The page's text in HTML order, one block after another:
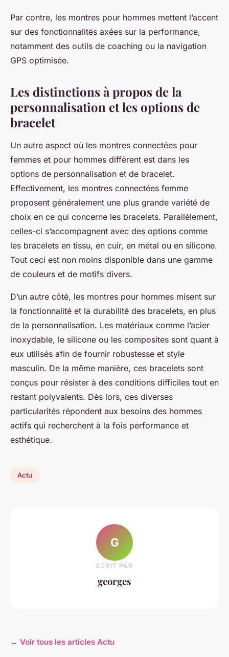
Par contre, les montres pour hommes mettent l’accent
sur des fonctionnalités axées sur la performance,
notamment des outils de coaching ou la navigation
GPS optimisée.
Les distinctions à propos de la
personnalisation et les options de
bracelet
Un autre aspect où les montres connectées pour
femmes et pour hommes diffèrent est dans les
options de personnalisation et de bracelet.
Effectivement, les montres connectées femme
proposent généralement une plus grande variété de
choix en ce qui concerne les bracelets. Parallèlement,
celles-ci s’accompagnent avec des options comme
les bracelets en tissu, en cuir, en métal ou en silicone.
Tout ceci est non moins disponible dans une gamme
de couleurs et de motifs divers.
D’un autre côté, les montres pour hommes misent sur
la fonctionnalité et la durabilité des bracelets, en plus
de la personnalisation. Les matériaux comme l’acier
inoxydable, le silicone ou les composites sont quant à
eux utilisés afin de fournir robustesse et style
masculin. De la même manière, ces bracelets sont
conçus pour résister à des conditions difficiles tout en
restant polyvalents. Dès lors, ces diverses
particularités répondent aux besoins des hommes
actifs qui recherchent à la fois performance et
esthétique.
Actu
G
ECRIT PAR
georges
← Voir tous les articles Actu